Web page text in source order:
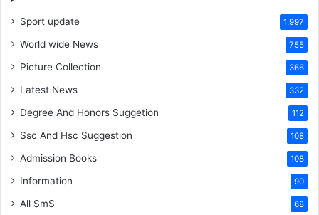
Sport update 1,997
World wide News 755
Picture Collection 366
Latest News 332
Degree And Honors Suggetion 112
Ssc And Hsc Suggestion 108
Admission Books 108
Information 90
All SmS 68